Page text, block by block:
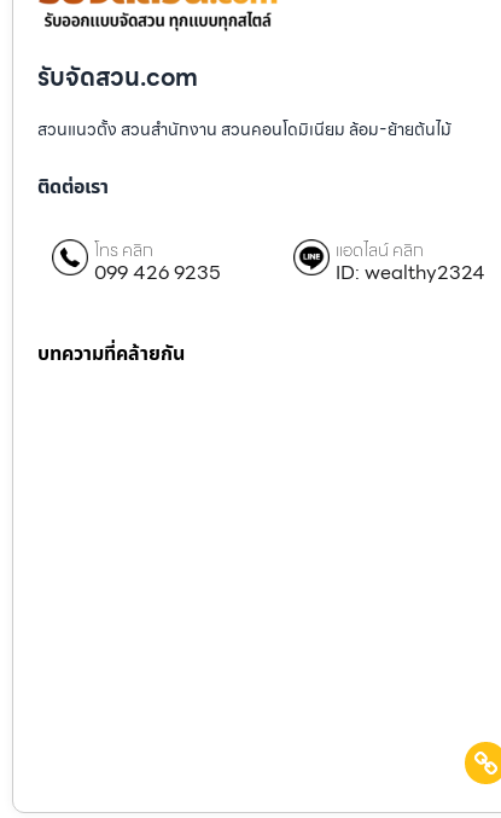
รับจัดสวน.com
สวนแนวตั้ง สวนสำนักงาน สวนคอนโดมิเนียม ล้อม-ย้ายต้นไม้
ติดต่อเรา
โทร คลิก
099 426 9235
แอดไลน์ คลิก
ID: wealthy2324
บทความที่คล้ายกัน